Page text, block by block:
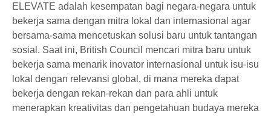
ELEVATE adalah kesempatan bagi negara-negara untuk
bekerja sama dengan mitra lokal dan internasional agar
bersama-sama mencetuskan solusi baru untuk tantangan
sosial. Saat ini, British Council mencari mitra baru untuk
bekerja sama menarik inovator internasional untuk isu-isu
lokal dengan relevansi global, di mana mereka dapat
bekerja dengan rekan-rekan dan para ahli untuk
menerapkan kreativitas dan pengetahuan budaya mereka